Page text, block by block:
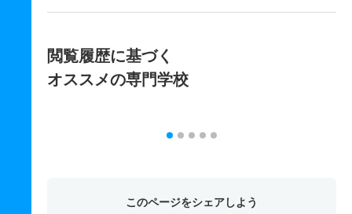
閲覧履歴に基づく
オススメの専門学校
このページをシェアしよう